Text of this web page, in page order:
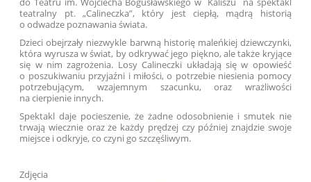
teatralny pt. „Calineczka”, który jestciepłą, mądrą historią
o odwadze poznawania świata.
Dzieci obejrzały niezwykle barwną historię maleńkiej dziewczynki,
która wyrusza w świat, by odkrywać jego piękno, ale także kryjące
się w nim zagrożenia. Losy Calineczki układają się w opowieść
o poszukiwaniu przyjaźni i miłości, o potrzebie niesienia pomocy
potrzebującym, wzajemnym szacunku, oraz wrażliwości
na cierpienie innych.
Spektakl daje pocieszenie, że żadne odosobnienie i smutek nie
trwają wiecznie oraz że każdy prędzej czy później znajdzie swoje
miejsce i odkryje, co czyni go szczęśliwym.
Zdjęcia